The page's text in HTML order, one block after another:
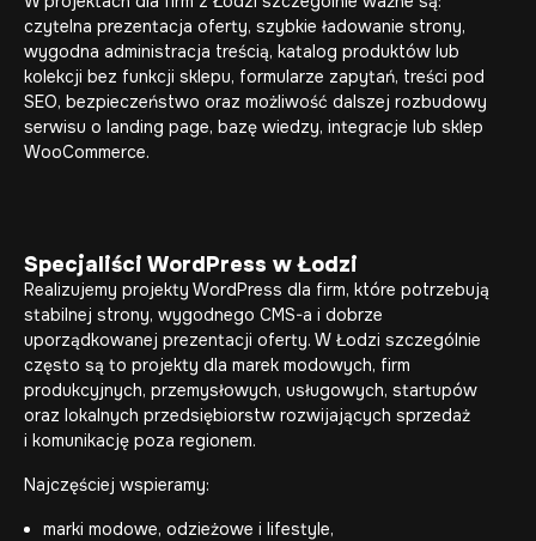
czytelna prezentacja oferty, szybkie ładowanie strony,
wygodna administracja treścią, katalog produktów lub
kolekcji bez funkcji sklepu, formularze zapytań, treści pod
SEO, bezpieczeństwo oraz możliwość dalszej rozbudowy
serwisu o landing page, bazę wiedzy, integracje lub sklep
WooCommerce.
Specjaliści WordPress w Łodzi
Realizujemy projekty WordPress dla firm, które potrzebują
stabilnej strony, wygodnego CMS-a i dobrze
uporządkowanej prezentacji oferty. W Łodzi szczególnie
często są to projekty dla marek modowych, firm
produkcyjnych, przemysłowych, usługowych, startupów
oraz lokalnych przedsiębiorstw rozwijających sprzedaż
i komunikację poza regionem.
Najczęściej wspieramy:
marki modowe, odzieżowe i lifestyle,